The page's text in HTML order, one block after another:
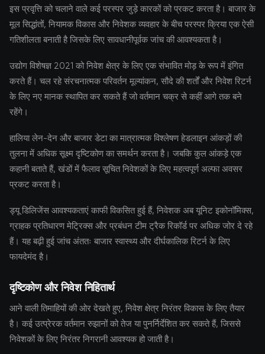
इस प्रवृत्ति को चलाने वाले कई परस्पर जुड़े कारकों को प्रकट करता है। बाजार के
मूल सिद्धांतों, नियामक विकास और निवेशक व्यवहार के बीच परस्पर क्रिया एक ऐसी
गतिशीलता बनाती है जिसके लिए सावधानीपूर्वक जांच की आवश्यकता है।
उद्योग विशेषज्ञ 2021 को निवेश क्षेत्र के लिए एक संभावित मोड़ के रूप में इंगित
करते हैं। चल रहे संरचनात्मक परिवर्तन मूल्यांकन, सौदे की शर्तों और निवेश रिटर्न
के लिए नए मानक स्थापित कर सकते हैं जो वर्तमान चक्र से कहीं आगे तक बने
रहेंगे।
हालिया लेन-देन और बाजार डेटा का मात्रात्मक विश्लेषण हेडलाइन आंकड़ों की
तुलना में अधिक सूक्ष्म दृष्टिकोण का समर्थन करता है। जबकि कुल आंकड़े एक
कहानी बताते हैं, खंडों में फैलाव सूचित निवेशकों के लिए महत्वपूर्ण अल्फा अवसर
प्रकट करता है।
ड्यू डिलिजेंस आवश्यकताएं काफी विकसित हुई हैं, निवेशक अब यूनिट इकोनॉमिक्स,
ग्राहक प्रतिधारण मेट्रिक्स और प्रबंधन टीम ट्रैक रिकॉर्ड पर अधिक जोर दे रहे
हैं। यह बढ़ी हुई जांच अंततः बाजार स्वास्थ्य और दीर्घकालिक रिटर्न के लिए
फायदेमंद है।
दृष्टिकोण और निवेश निहितार्थ
आने वाली तिमाहियों की ओर देखते हुए, निवेश क्षेत्र निरंतर विकास के लिए तैयार
है। कई उत्प्रेरक वर्तमान रुझानों को तेज या पुनर्निर्देशित कर सकते हैं, जिससे
निवेशकों के लिए निरंतर निगरानी आवश्यक हो जाती है।